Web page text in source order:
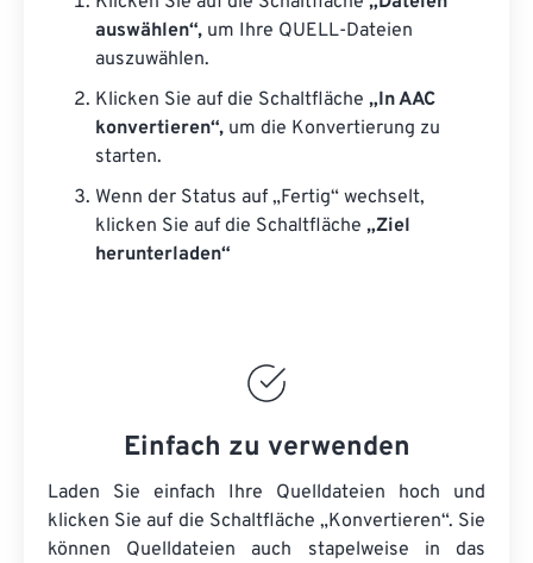
auswählen“, um Ihre QUELL-Dateien
auszuwählen.
Klicken Sie auf die Schaltfläche „In AAC
konvertieren“, um die Konvertierung zu
starten.
Wenn der Status auf „Fertig“ wechselt,
klicken Sie auf die Schaltfläche „Ziel
herunterladen“
Einfach zu verwenden
Laden Sie einfach Ihre Quelldateien hoch und
klicken Sie auf die Schaltfläche „Konvertieren“. Sie
können Quelldateien auch stapelweise in das